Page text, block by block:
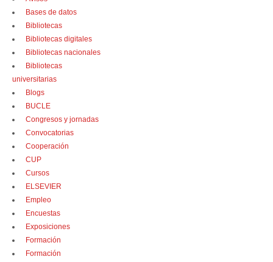
Bases de datos
Bibliotecas
Bibliotecas digitales
Bibliotecas nacionales
Bibliotecas
universitarias
Blogs
BUCLE
Congresos y jornadas
Convocatorias
Cooperación
CUP
Cursos
ELSEVIER
Empleo
Encuestas
Exposiciones
Formación
Formación